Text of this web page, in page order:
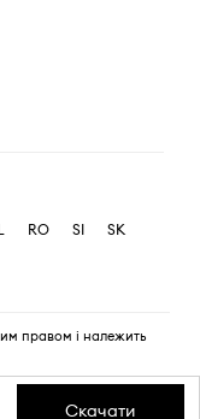
RO SI
SK
правом і належить
Скачати